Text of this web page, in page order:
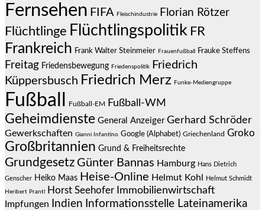
Fernsehen FIFA Fleischindustrie Florian Rötzer
Flüchtlinge Flüchtlingspolitik FR
Frankreich Frank Walter Steinmeier Frauenfußball Frauke Steffens
Freitag Friedensbewegung Friedenspolitik
Friedrich
Küppersbusch Friedrich Merz Funke-Mediengruppe
Fußball Fußball-EM Fußball-WM
Geheimdienste General Anzeiger Gerhard Schröder
Gewerkschaften Gianni Infantino Google (Alphabet) Griechenland Groko
Großbritannien Grund & Freiheitsrechte
Grundgesetz Günter Bannas Hamburg Hans Dietrich
Genscher Heiko Maas Heise-Online Helmut Kohl Helmut Schmidt
Heribert Prantl Horst Seehofer Immobilienwirtschaft
Impfungen Indien Informationsstelle Lateinamerika